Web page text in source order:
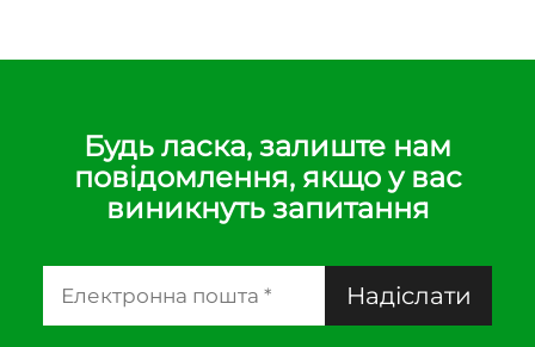
Будь ласка, залиште нам
повідомлення, якщо у вас
виникнуть запитання
Надіслати